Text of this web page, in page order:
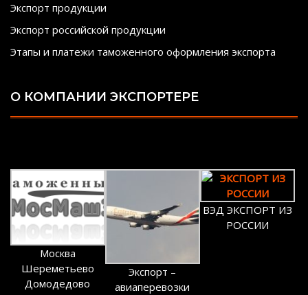
Экспорт продукции
Экспорт российской продукции
Этапы и платежи таможенного оформления экспорта
О КОМПАНИИ ЭКСПОРТЕРЕ
Москва
Шереметьево
Домодедово
Экспорт –
авиаперевозки
ВЭД ЭКСПОРТ ИЗ
РОССИИ